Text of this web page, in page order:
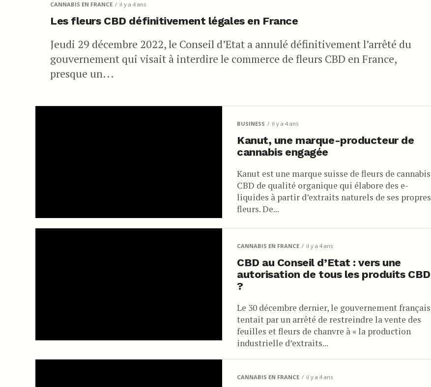
CANNABIS EN FRANCE il y a 4 ans
Les fleurs CBD définitivement légales en France
Jeudi 29 décembre 2022, le Conseil d’Etat a annulé définitivement l’arrêté du
gouvernement qui visait à interdire le commerce de fleurs CBD en France,
presque un...
BUSINESS il y a 4 ans
Kanut, une marque-producteur de
cannabis engagée
Kanut est une marque suisse de fleurs de cannabis
CBD de qualité organique qui élabore des e-
liquides à partir d’extraits naturels de ses propres
fleurs. De...
CANNABIS EN FRANCE il y a 4 ans
CBD au Conseil d’Etat : vers une
autorisation de tous les produits CBD
?
Le 30 décembre dernier, le gouvernement français
tentait par un arrêté de restreindre la vente des
feuilles et fleurs de chanvre à « la production
industrielle d’extraits...
CANNABIS EN FRANCE il y a 4 ans